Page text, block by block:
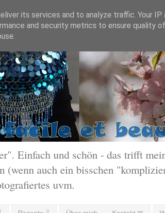
Einfach und schön - das trifft
(wenn auch ein bisschen
uvm.
its services and to analyze traffic. Your IP
and security metrics to ensure quality